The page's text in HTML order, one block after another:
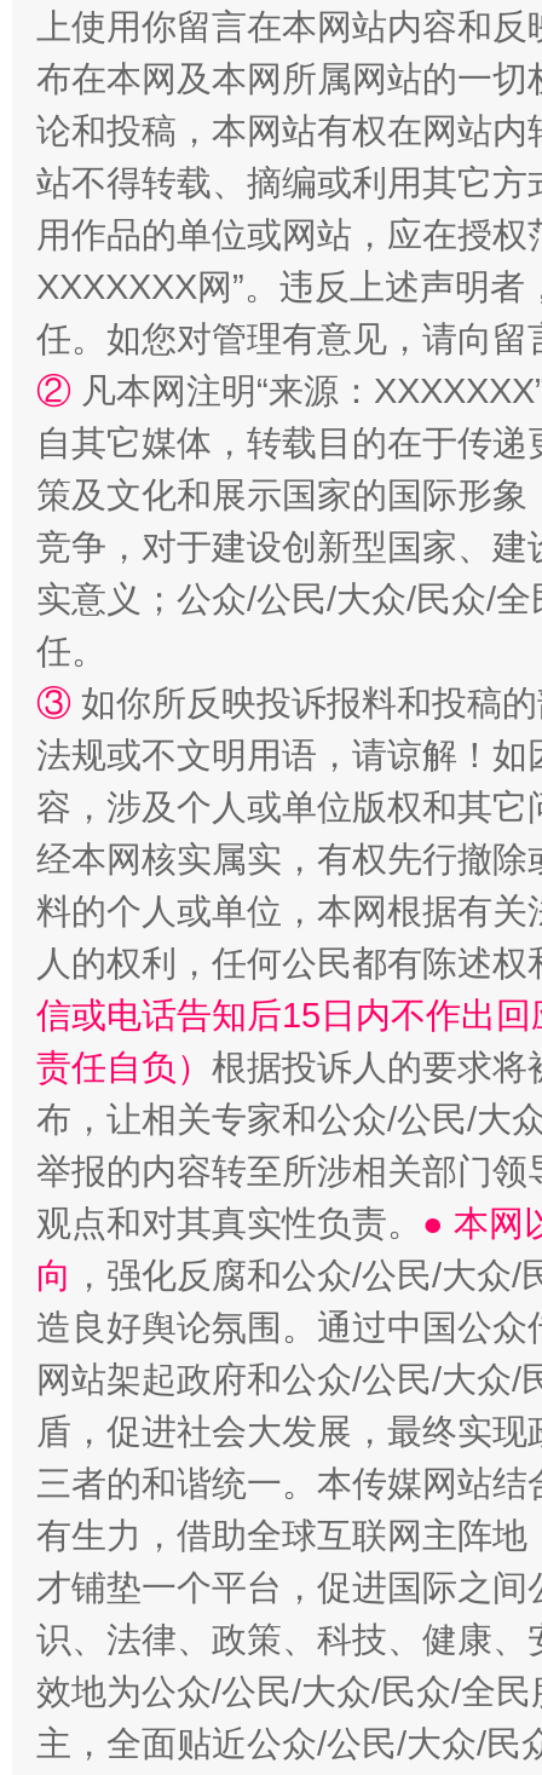
国家大学科技园优化重塑工作
“蜀中异人”王建安的艺术幻境
上使用你留言在本网站内容和
布在本网及本网所属网站的一
论和投稿，本网站有权在网站
站不得转载、摘编或利用其它
用作品的单位或网站，应在授
XXXXXXX网”。违反上述声明
任。如您对管理有意见，请向
② 凡本网注明“来源：
自其它媒体，转载目的在于传
策及文化和展示国家的国际形
竞争，对于建设创新型国家、
实意义；公众/公民/大众/民众/
任。
③ 如你所反映投诉报料和投稿
法规或不文明用语，请谅解！
容，涉及个人或单位版权和其它
经本网核实属实，有权先行撤
料的个人或单位，本网根据有
人的权利，任何公民都有陈述
信或电话告知后15日内不作出
责任自负） 根据投诉人的要求将
布，让相关专家和公众/公民/大
举报的内容转至所涉相关部门
观点和对其真实性负责。 ● 本网
向 ，强化反腐和公众/公民/大众
造良好舆论氛围。通过中国公
网站架起政府和公众/公民/大众
盾，促进社会大发展，最终实
三者的和谐统一。本传媒网站
有生力，借助全球互联网主阵
才铺垫一个平台，促进国际之
识、法律、政策、科技、健康
效地为公众/公民/大众/民众/全
主，全面贴近公众/公民/大众/民